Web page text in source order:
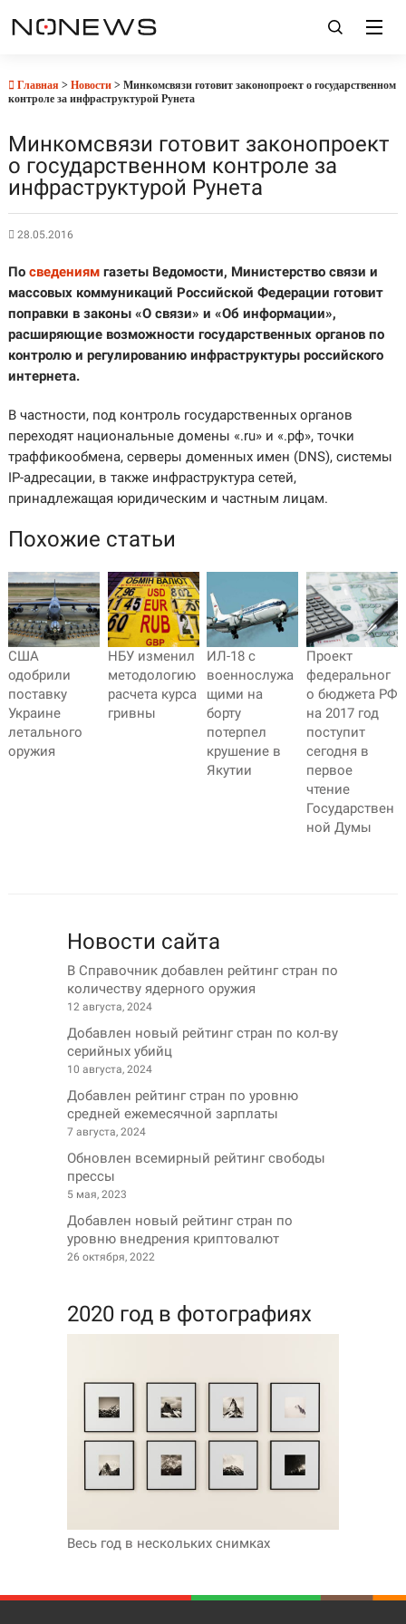
Главная > Новости> Минкомсвязи готовит законопроект о государственном
контроле за инфраструктурой Рунета
Минкомсвязи готовит законопроект
о государственном контроле за
инфраструктурой Рунета
28.05.2016
По сведениямгазеты Ведомости, Министерство связи и
массовых коммуникаций Российской Федерации готовит
поправки в законы «О связи» и «Об информации»,
расширяющие возможности государственных органов по
контролю и регулированию инфраструктуры российского
интернета.
В частности, под контроль государственных органов
переходят национальные домены «.ru» и «.рф», точки
траффикообмена, серверы доменных имен (DNS), системы
IP-адресации, в также инфраструктура сетей,
принадлежащая юридическим и частным лицам.
Похожие статьи
США
одобрили
поставку
Украине
летального
оружия
НБУ изменил
методологию
расчета курса
гривны
ИЛ-18 с
военнослужа
щими на
борту
потерпел
крушение в
Якутии
Проект
федеральног
о бюджета РФ
на 2017 год
поступит
сегодня в
первое
чтение
Государствен
ной Думы
Новости сайта
В Справочник добавлен рейтинг стран по
количеству ядерного оружия
12 августа, 2024
Добавлен новый рейтинг стран по кол-ву
серийных убийц
10 августа, 2024
Добавлен рейтинг стран по уровню
средней ежемесячной зарплаты
7 августа, 2024
Обновлен всемирный рейтинг свободы
прессы
5 мая, 2023
Добавлен новый рейтинг стран по
уровню внедрения криптовалют
26 октября, 2022
2020 год в фотографиях
Весь год в нескольких снимках